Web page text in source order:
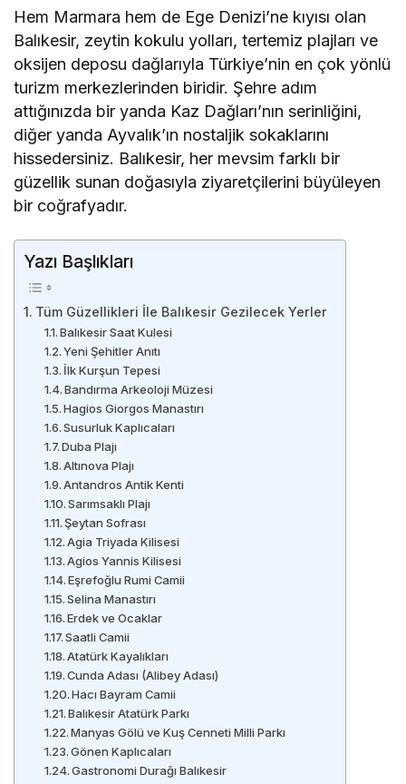
Hem Marmara hem de Ege Denizi’ne kıyısı olan
Balıkesir, zeytin kokulu yolları, tertemiz plajları ve
oksijen deposu dağlarıyla Türkiye’nin en çok yönlü
turizm merkezlerinden biridir. Şehre adım
attığınızda bir yanda Kaz Dağları’nın serinliğini,
diğer yanda Ayvalık’ın nostaljik sokaklarını
hissedersiniz. Balıkesir, her mevsim farklı bir
güzellik sunan doğasıyla ziyaretçilerini büyüleyen
bir coğrafyadır.
Yazı Başlıkları
Tüm Güzellikleri İle Balıkesir Gezilecek Yerler
Balıkesir Saat Kulesi
Yeni Şehitler Anıtı
İlk Kurşun Tepesi
Bandırma Arkeoloji Müzesi
Hagios Giorgos Manastırı
Susurluk Kaplıcaları
Duba Plajı
Altınova Plajı
Antandros Antik Kenti
Sarımsaklı Plajı
Şeytan Sofrası
Agia Triyada Kilisesi
Agios Yannis Kilisesi
Eşrefoğlu Rumi Camii
Selina Manastırı
Erdek ve Ocaklar
Saatli Camii
Atatürk Kayalıkları
Cunda Adası (Alibey Adası)
Hacı Bayram Camii
Balıkesir Atatürk Parkı
Manyas Gölü ve Kuş Cenneti Milli Parkı
Gönen Kaplıcaları
Gastronomi Durağı Balıkesir